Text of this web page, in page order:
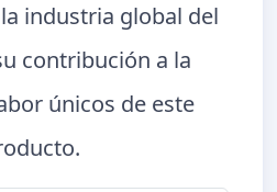
industria global del
contribución a la
únicos de este